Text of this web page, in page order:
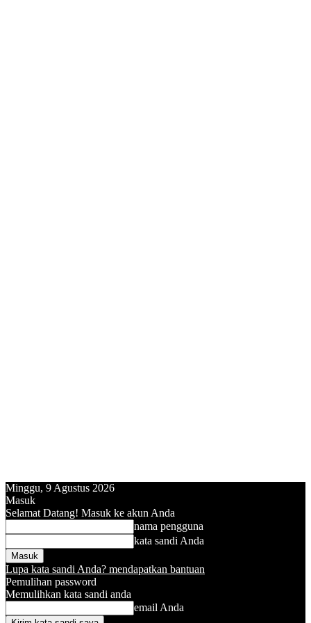
Minggu, 9 Agustus 2026
Masuk
Selamat Datang! Masuk ke akun Anda
nama pengguna
kata sandi Anda
Lupa kata sandi Anda? mendapatkan bantuan
Pemulihan password
Memulihkan kata sandi anda
email Anda